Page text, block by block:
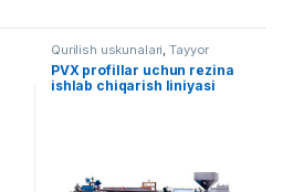
Qurilish uskunalari,Tayyor
liniyalar
PVX profillar uchun rezina
ishlab chiqarish liniyasi